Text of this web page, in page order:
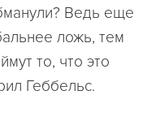
Ведь еще
ложь, тем
то, что это
Геббельс.